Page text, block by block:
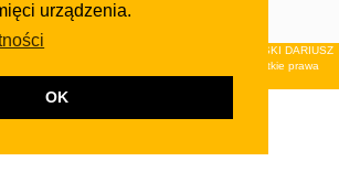
urządzenia.
OK
Klauzula FB
z o.o. (dawniej: FIRMA NEON MAREK KLUCZEWSKI DARIUSZ
w Olkuszu, ul.Żuradzka 15, 32-300 Olkusz . Wszystkie prawa